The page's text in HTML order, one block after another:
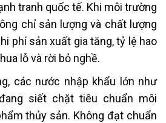
tranh quốc tế. Khi môi trường
chỉ sản lượng và chất lượng
phí sản xuất gia tăng, tỷ lệ hao
lỗ và rời bỏ nghề.
các nước nhập khẩu lớn như
siết chặt tiêu chuẩn môi
thủy sản. Không đạt chuẩn